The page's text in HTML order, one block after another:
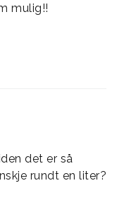
mulig!!
det er så
rundt en liter?